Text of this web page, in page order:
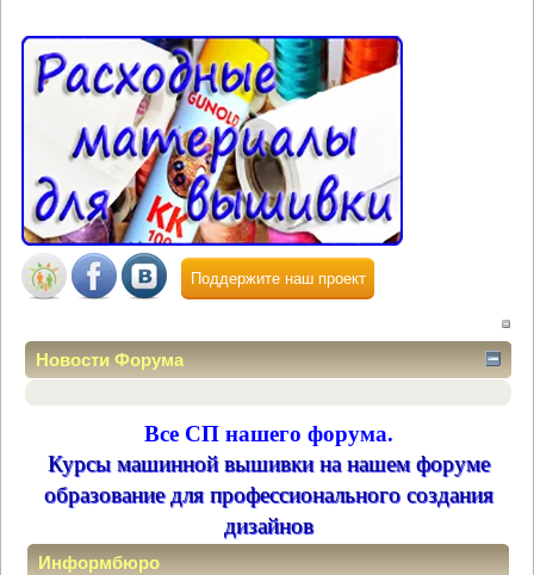
Поддержите наш проект
Новости Форума
Все СП нашего форума.
Курсы машинной вышивки на нашем форуме
образование для профессионального создания
дизайнов
Информбюро